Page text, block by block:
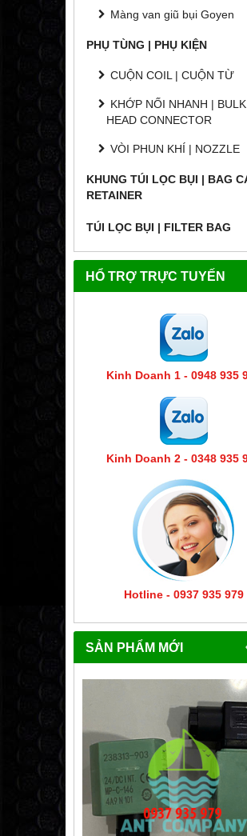
Màng van giũ bụi Goyen
PHỤ TÙNG | PHỤ KIỆN
CUỘN COIL | CUỘN TỪ
KHỚP NỐI NHANH | BULK
HEAD CONNECTOR
VÒI PHUN KHÍ | NOZZLE
KHUNG TÚI LỌC BỤI | BAG
RETAINER
TÚI LỌC BỤI | FILTER BAG
HỔ TRỢ TRỰC TUYẾN
Kinh Doanh 1 - 0948 935
Kinh Doanh 2 - 0348 935
Hotline - 0937 935 979
SẢN PHẨM MỚI